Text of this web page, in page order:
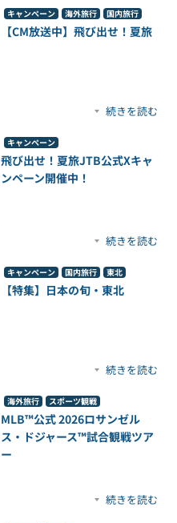
キャンペーン 海外旅行 国内旅行
【CM放送中】飛び出せ！夏旅
続きを読む
キャンペーン
飛び出せ！夏旅JTB公式Xキャ
ンペーン開催中！
続きを読む
キャンペーン 国内旅行 東北
【特集】日本の旬・東北
続きを読む
海外旅行 スポーツ観戦
MLB™公式 2026ロサンゼル
ス・ドジャース™試合観戦ツア
ー
続きを読む